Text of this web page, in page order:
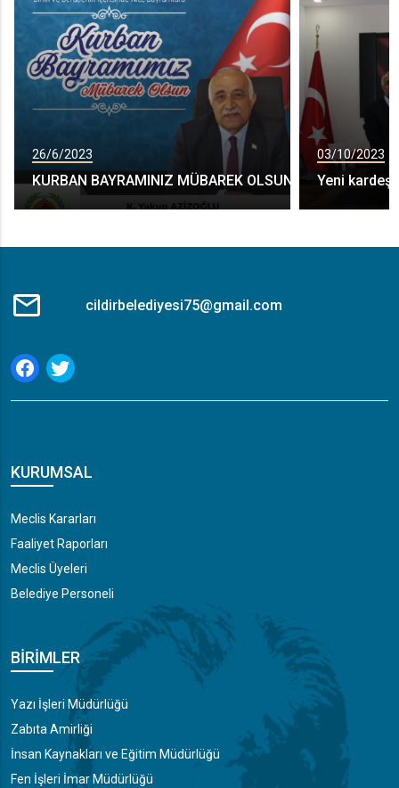
26/6/2023
KURBAN BAYRAMINIZ MÜBAREK OLSUN
03/10/2023
Yeni kardeş
cildirbelediyesi75@gmail.com
KURUMSAL
Meclis Kararları
Faaliyet Raporları
Meclis Üyeleri
Belediye Personeli
BIRIMLER
Yazı İşleri Müdürlüğü
Zabıta Amirliği
İnsan Kaynakları ve Eğitim Müdürlüğü
Fen İşleri İmar Müdürlüğü